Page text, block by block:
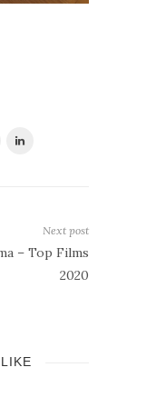
Next post
– Top Films
2020